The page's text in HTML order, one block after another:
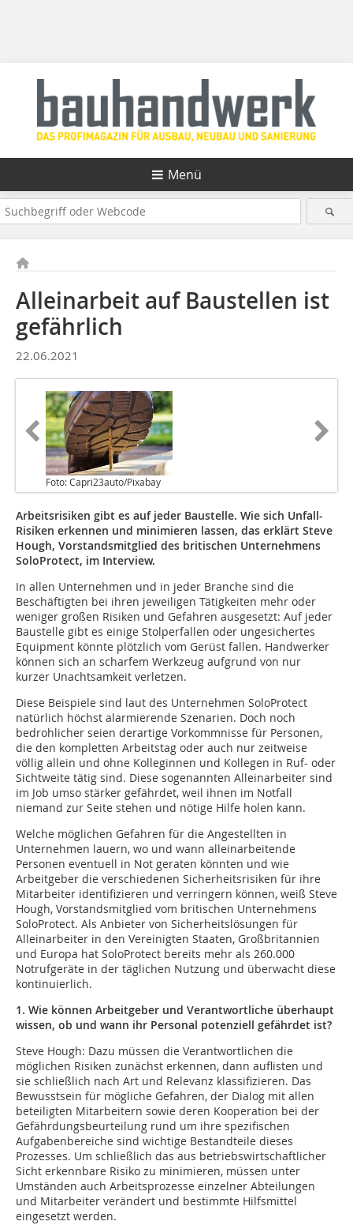
Menü
Alleinarbeit auf Baustellen ist
gefährlich
22.06.2021
Foto: Capri23auto/Pixabay
Arbeitsrisiken gibt es auf jeder Baustelle. Wie sich Unfall-
Risiken erkennen und minimieren lassen, das erklärt Steve
Hough, Vorstandsmitglied des britischen Unternehmens
SoloProtect, im Interview.
In allen Unternehmen und in jeder Branche sind die
Beschäftigten bei ihren jeweiligen Tätigkeiten mehr oder
weniger großen Risiken und Gefahren ausgesetzt: Auf jeder
Baustelle gibt es einige Stolperfallen oder ungesichertes
Equipment könnte plötzlich vom Gerüst fallen. Handwerker
können sich an scharfem Werkzeug aufgrund von nur
kurzer Unachtsamkeit verletzen.
Diese Beispiele sind laut des Unternehmen SoloProtect
natürlich höchst alarmierende Szenarien. Doch noch
bedrohlicher seien derartige Vorkommnisse für Personen,
die den kompletten Arbeitstag oder auch nur zeitweise
völlig allein und ohne Kolleginnen und Kollegen in Ruf- oder
Sichtweite tätig sind. Diese sogenannten Alleinarbeiter sind
im Job umso stärker gefährdet, weil ihnen im Notfall
niemand zur Seite stehen und nötige Hilfe holen kann.
Welche möglichen Gefahren für die Angestellten in
Unternehmen lauern, wo und wann alleinarbeitende
Personen eventuell in Not geraten könnten und wie
Arbeitgeber die verschiedenen Sicherheitsrisiken für ihre
Mitarbeiter identifizieren und verringern können, weiß Steve
Hough, Vorstandsmitglied vom britischen Unternehmens
SoloProtect. Als Anbieter von Sicherheitslösungen für
Alleinarbeiter in den Vereinigten Staaten, Großbritannien
und Europa hat SoloProtect bereits mehr als 260.000
Notrufgeräte in der täglichen Nutzung und überwacht diese
kontinuierlich.
1. Wie können Arbeitgeber und Verantwortliche überhaupt
wissen, ob und wann ihr Personal potenziell gefährdet ist?
Steve Hough: Dazu müssen die Verantwortlichen die
möglichen Risiken zunächst erkennen, dann auflisten und
sie schließlich nach Art und Relevanz klassifizieren. Das
Bewusstsein für mögliche Gefahren, der Dialog mit allen
beteiligten Mitarbeitern sowie deren Kooperation bei der
Gefährdungsbeurteilung rund um ihre spezifischen
Aufgabenbereiche sind wichtige Bestandteile dieses
Prozesses. Um schließlich das aus betriebswirtschaftlicher
Sicht erkennbare Risiko zu minimieren, müssen unter
Umständen auch Arbeitsprozesse einzelner Abteilungen
und Mitarbeiter verändert und bestimmte Hilfsmittel
eingesetzt werden.